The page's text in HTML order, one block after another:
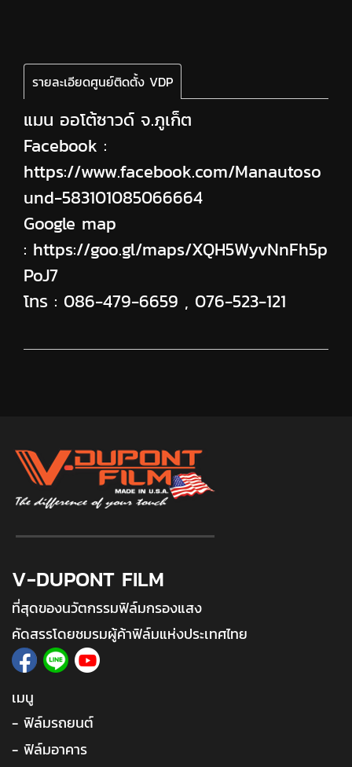
รายละเอียดศูนย์ติดตั้ง VDP
แมน ออโต้ซาวด์ จ.ภูเก็ต
Facebook :
https://www.facebook.com/Manautoso
und-583101085066664
Google map
: https://goo.gl/maps/XQH5WyvNnFh5p
PoJ7
โทร : 086-479-6659 , 076-523-121
V-DUPONT FILM
ที่สุดของนวัตกรรมฟิล์มกรองแสง
คัดสรรโดยชมรมผู้ค้าฟิล์มแห่งประเทศไทย
เมนู
- ฟิล์มรถยนต์
- ฟิล์มอาคาร